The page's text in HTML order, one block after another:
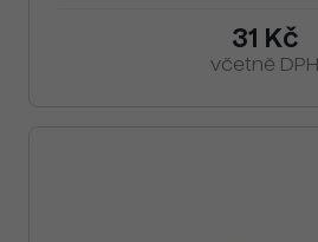
31 Kč
včetně DPH